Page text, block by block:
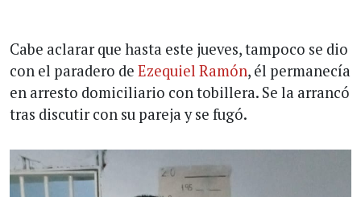
Cabe aclarar que hasta este jueves, tampoco se dio
con el paradero de Ezequiel Ramón, él permanecía
en arresto domiciliario con tobillera. Se la arrancó
tras discutir con su pareja y se fugó.